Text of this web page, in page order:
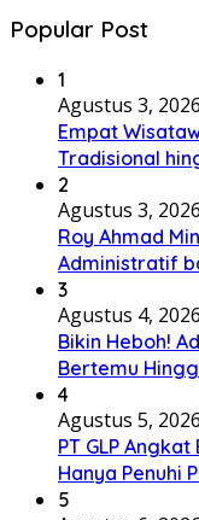
Popular Post
1
Agustus 3, 2026
Empat
Tradisional
2
Agustus 3, 2026
Roy Ahmad
Administratif
3
Agustus 4, 2026
Bikin Heboh!
Bertemu
4
Agustus 5, 2026
PT GLP
Hanya Penuhi
5